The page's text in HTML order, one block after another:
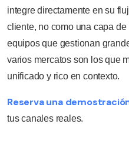
integre directamente en su
cliente, no como una capa
equipos que gestionan
varios mercatos son los que
unificado y rico en contexto.
Reserva una
tus canales reales.